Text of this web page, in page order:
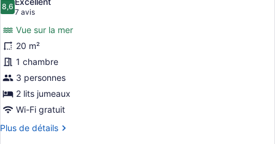
jumeaux
les
photos
pour
ce
type
de
chambre :
Chambre
Deluxe
avec
8,68,6 sur 10
7 avis
(7 avis)
Vue sur la mer
20 m²
1 chambre
3 personnes
2 lits jumeaux
Wi-Fi gratuit
Plus de détails
Plus